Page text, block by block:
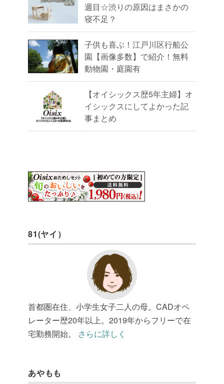
週目☆渋りの原因はまさかの
寝不足？
子供も喜ぶ！江戸川区行船公
園【画像多数】で紹介！無料
動物園・庭園有
【オイシックス歴5年主婦】オ
イシックスにしてよかった記
事まとめ
81(ヤイ）
首都圏在住、小学生女子二人の母。CADオペ
レーター歴20年以上。2019年からフリーで在
宅勤務開始。 さらに詳しく
あやもも